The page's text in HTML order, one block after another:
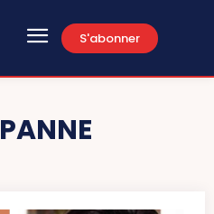
S'abonner
PANNE